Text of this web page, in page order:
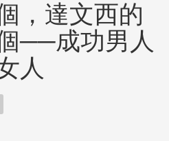
，達文西的
──成功男人
人